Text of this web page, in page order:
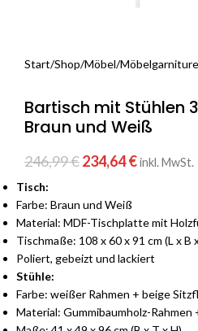
Start Shop Möbel
Bartisch mit Stühlen
Braun und Weiß
246,99€234,64€inkl. MwSt.
Tisch:
Farbe: Braun und Weiß
Material: MDF-Tischplatte mit
Tischmaße: 108 x 60 x 91 cm (L x B
Poliert, gebeizt und lackiert
Stühle:
Farbe: weißer Rahmen + beige
Material: Gummibaumholz-